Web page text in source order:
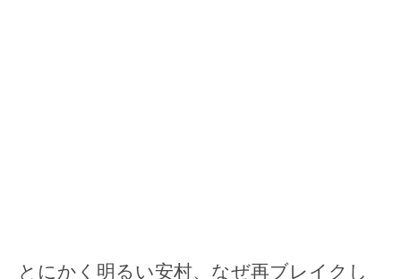
とにかく明るい安村、なぜ再ブレイクし